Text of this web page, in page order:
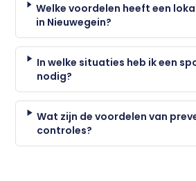
Welke voordelen heeft een
in Nieuwegein?
In welke situaties heb ik een
nodig?
Wat zijn de voordelen van
controles?